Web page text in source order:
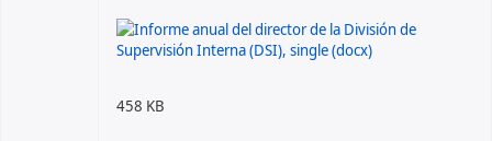
458 KB